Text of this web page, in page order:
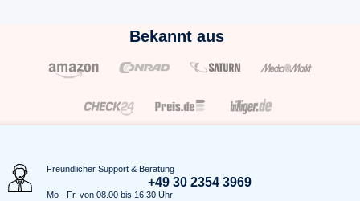
Bekannt aus
Freundlicher Support & Beratung
+49 30 2354 3969
Mo - Fr. von 08.00 bis 16:30 Uhr